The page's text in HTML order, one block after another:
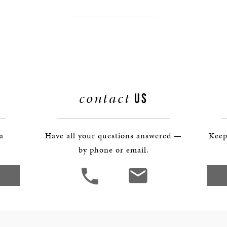
contact US
Have all your questions answered —
by phone or email.